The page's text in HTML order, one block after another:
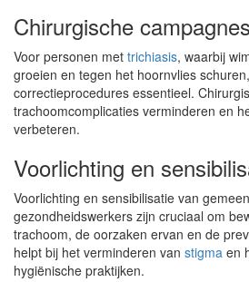
Chirurgische campagnes
Voor personen met trichiasis, waarbij
groeien en tegen het hoornvlies
correctieprocedures essentieel.
trachoomcomplicaties verminderen en
verbeteren.
Voorlichting en
Voorlichting en sensibilisatie van
gezondheidswerkers zijn cruciaal om
trachoom, de oorzaken ervan en de
helpt bij het verminderen van stigma en
hygiënische praktijken.